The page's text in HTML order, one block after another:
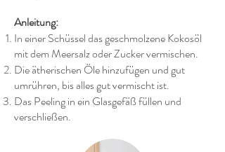
Anleitung:
In einer Schüssel das geschmolzene Kokosöl
mit dem Meersalz oder Zucker vermischen.
Die ätherischen Öle hinzufügen und gut
umrühren, bis alles gut vermischt ist.
Das Peeling in ein Glasgefäß füllen und
verschließen.